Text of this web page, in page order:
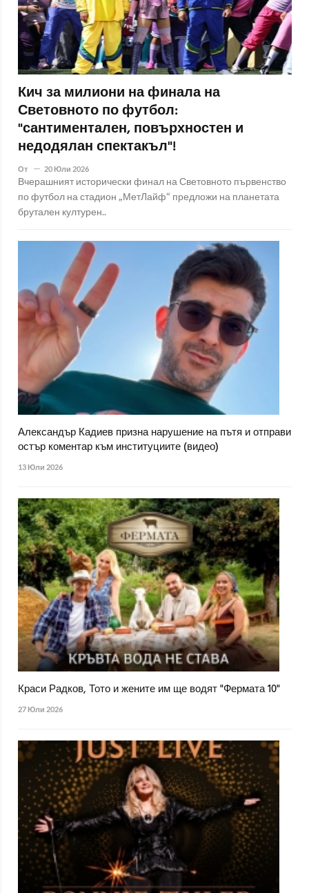
Кич за милиони на финала на
Световното по футбол:
"сантиментален, повърхностен и
недодялан спектакъл"!
От 20 Юли 2026
Вчерашният исторически финал на Световното първенство
по футбол на стадион „МетЛайф“ предложи на планетата
брутален културен..
Александър Кадиев призна нарушение на пътя и отправи
остър коментар към институциите (видео)
13 Юли 2026
Краси Радков, Тото и жените им ще водят "Фермата 10"
27 Юли 2026